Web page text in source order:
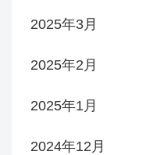
2025年3月
2025年2月
2025年1月
2024年12月